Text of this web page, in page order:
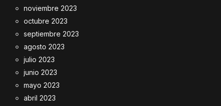
noviembre 2023
octubre 2023
septiembre 2023
agosto 2023
julio 2023
junio 2023
mayo 2023
abril 2023